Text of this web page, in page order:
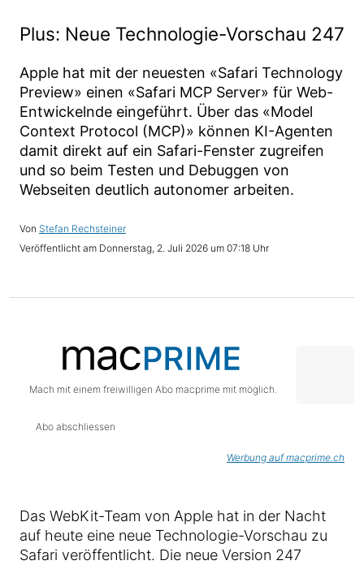
Plus: Neue Technologie-Vorschau 247
Apple hat mit der neuesten «Safari Technology
Preview» einen «Safari MCP Server» für Web-
Entwickelnde eingeführt. Über das «Model
Context Protocol (MCP)» können KI-Agenten
damit direkt auf ein Safari-Fenster zugreifen
und so beim Testen und Debuggen von
Webseiten deutlich autonomer arbeiten.
Stefan Rechsteiner
Donnerstag, 2. Juli 2026 um 07:18 Uhr
Mach mit einem freiwilligen Abo macprime mit möglich.
Abo abschliessen
Werbung auf macprime.ch
Das WebKit-Team von Apple hat in der Nacht
auf heute eine neue Technologie-Vorschau zu
Safari veröffentlicht. Die neue Version 247